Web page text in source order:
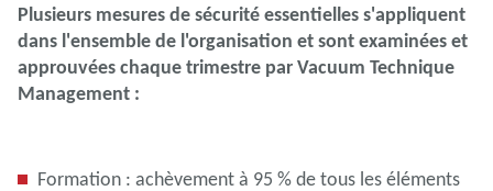
Plusieurs mesures de sécurité essentielles s'appliquent
dans l'ensemble de l'organisation et sont examinées et
approuvées chaque trimestre par Vacuum Technique
Management :
Formation : achèvement à 95 % de tous les éléments